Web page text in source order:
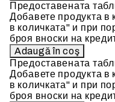
Предоставената
Добавете продукта в
в количката" и при
броя вноски на
Предоставената
Добавете продукта в
в количката" и при
броя вноски на